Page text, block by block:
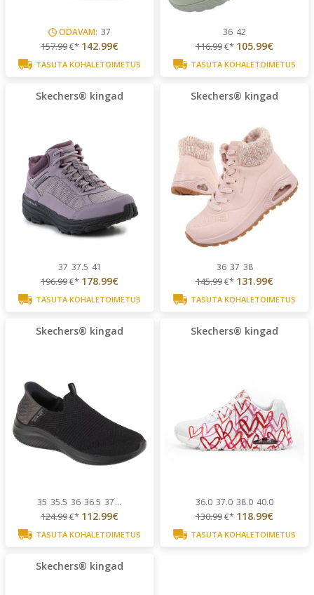
ODAVAM: 37
157.99€* 142.99€
TASUTA KOHALETOIMETUS
36 42
116.99€* 105.99€
TASUTA KOHALETOIMETUS
Skechers® kingad
37 37.5 41
196.99€* 178.99€
TASUTA KOHALETOIMETUS
Skechers® kingad
36 37 38
145.99€* 131.99€
TASUTA KOHALETOIMETUS
Skechers® kingad
35 35.5 36 36.5 37...
124.99€* 112.99€
TASUTA KOHALETOIMETUS
Skechers® kingad
36.0 37.0 38.0 40.0
130.99€* 118.99€
TASUTA KOHALETOIMETUS
Skechers® kingad